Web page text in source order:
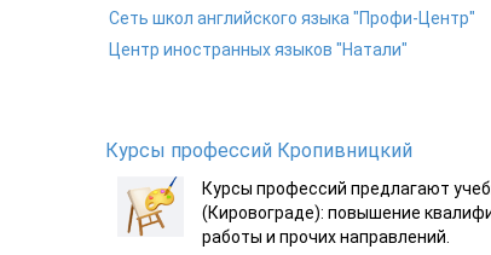
Сеть школ английского языка "Профи-Центр"
Центр иностранных языков "Натали"
Курсы профессий Кропивницкий
Курсы профессий предлагают
(Кировограде): повышение
работы и прочих направлений.